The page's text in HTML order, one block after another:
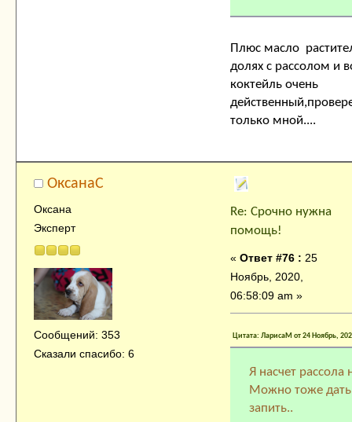
Плюс масло
долях с рассолом и
коктейль очень
только мной....
ОксанаC
Оксана
Эксперт
Сообщений: 353
Сказали спасибо: 6
Re: Срочно нужна
помощь!
« Ответ #76 : 25
Ноябрь, 2020,
06:58:09 am »
Цитата: ЛарисаМ от 24 Ноябрь,
Я насчет рассола
Можно тоже
запить..